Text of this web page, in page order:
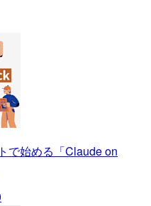
で始める「Claude on